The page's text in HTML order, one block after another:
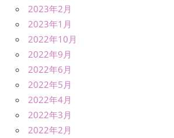
2023年2月
2023年1月
2022年10月
2022年9月
2022年6月
2022年5月
2022年4月
2022年3月
2022年2月